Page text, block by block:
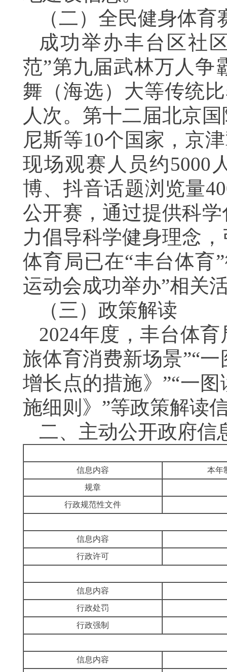
（二） 全民健身体育
成功举办丰台区社
范”第九届武林万人争
舞（海选）大等传统
人次。 第十二届北京
尼斯等10个国家，京
现场观赛人员约5000
博、抖音话题浏览量
公开赛，通过提供科
力倡导科学健身理念
体育局已在“丰台体育
运动会成功举办”相关
（ 三 ） 政策解读
2024年度，丰台体
旅体育消费新场景”“一
增长点的措施》 ”“一图
施细则》 ”等政策解读
二、 主动公开政府信
信息内容
本年
规章
行政规范性文件
信息内容
行政许可
信息内容
行政处罚
行政强制
信息内容